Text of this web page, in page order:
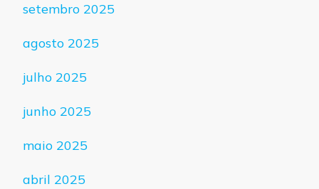
setembro 2025
agosto 2025
julho 2025
junho 2025
maio 2025
abril 2025